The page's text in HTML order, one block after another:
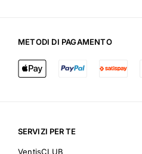
METODI DI PAGAMENTO
SERVIZI PER TE
VentisCLUB